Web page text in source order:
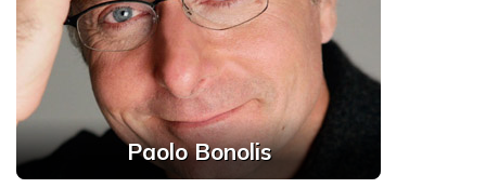
Paolo Bonolis